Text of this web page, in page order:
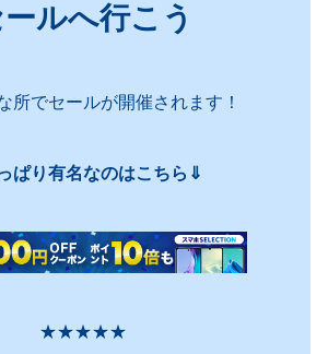
ルへ行こう
所でセールが開催されます！
ぱり有名なのはこちら⇓
★★★★★